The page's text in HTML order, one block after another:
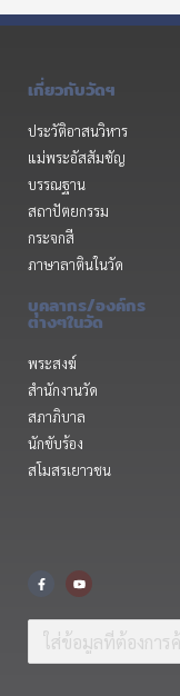
เกี่ยวกับวัดฯ
ประวัติอาสนวิหาร
แม่พระอัสสัมชัญ
บรรณฐาน
สถาปัตยกรรม
กระจกสี
ภาษาลาตินในวัด
บุคลากร/องค์กร
ต่างๆในวัด
พระสงฆ์
สำนักงานวัด
สภาภิบาล
นักขับร้อง
สโมสรเยาวชน